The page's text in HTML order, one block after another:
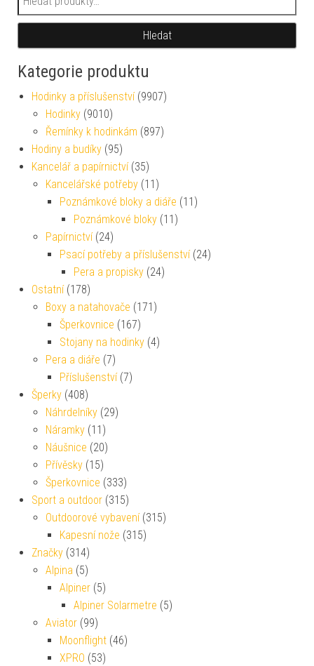
Hledat
Kategorie produktu
Hodinky a příslušenství (9907)
Hodinky (9010)
Řemínky k hodinkám (897)
Hodiny a budíky (95)
Kancelář a papírnictví (35)
Kancelářské potřeby (11)
Poznámkové bloky a diáře (11)
Poznámkové bloky (11)
Papírnictví (24)
Psací potřeby a příslušenství (24)
Pera a propisky (24)
Ostatní (178)
Boxy a natahovače (171)
Šperkovnice (167)
Stojany na hodinky (4)
Pera a diáře (7)
Příslušenství (7)
Šperky (408)
Náhrdelníky (29)
Náramky (11)
Náušnice (20)
Přívěsky (15)
Šperkovnice (333)
Sport a outdoor (315)
Outdoorové vybavení (315)
Kapesní nože (315)
Značky (314)
Alpina (5)
Alpiner (5)
Alpiner Solarmetre (5)
Aviator (99)
Moonflight (46)
XPRO (53)